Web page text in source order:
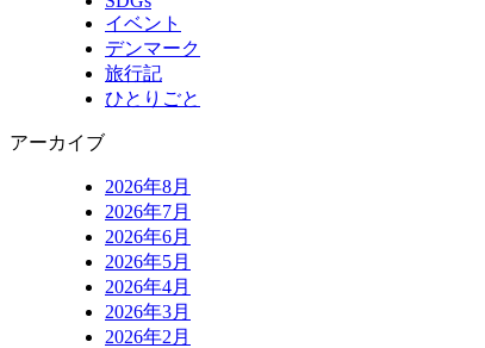
イベント
デンマーク
旅行記
ひとりごと
アーカイブ
2026年8月
2026年7月
2026年6月
2026年5月
2026年4月
2026年3月
2026年2月